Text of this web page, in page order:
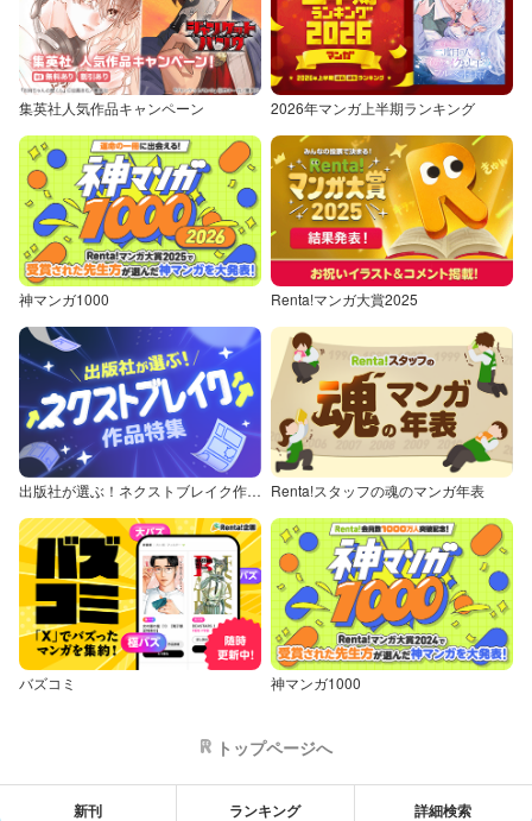
集英社人気作品キャンペーン 2026年マンガ上半期ランキング
神マンガ1000 Renta!マンガ大賞2025
出版社が選ぶ！ネクストブレイク作品特集 Renta!スタッフの魂のマンガ年表
バズコミ 神マンガ1000
トップページへ
新刊 ランキング 詳細検索